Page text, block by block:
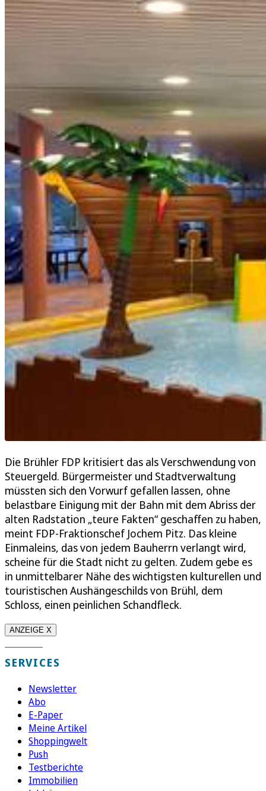
Die Brühler FDP kritisiert das als Verschwendung von
Steuergeld. Bürgermeister und Stadtverwaltung
müssten sich den Vorwurf gefallen lassen, ohne
belastbare Einigung mit der Bahn mit dem Abriss der
alten Radstation „teure Fakten“ geschaffen zu haben,
meint FDP-Fraktionschef Jochem Pitz. Das kleine
Einmaleins, das von jedem Bauherrn verlangt wird,
scheine für die Stadt nicht zu gelten. Zudem gebe es
in unmittelbarer Nähe des wichtigsten kulturellen und
touristischen Aushängeschilds von Brühl, dem
Schloss, einen peinlichen Schandfleck.
ANZEIGE X
SERVICES
Newsletter
Abo
E-Paper
Meine Artikel
Shoppingwelt
Push
Testberichte
Immobilien